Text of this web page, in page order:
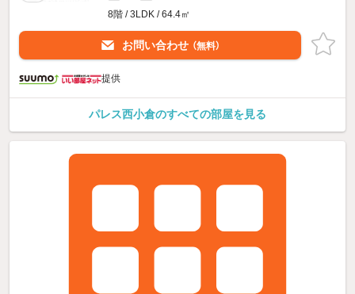
8階 / 3LDK / 64.4㎡
お問い合わせ （無料）
提供
パレス西小倉のすべての部屋を見る